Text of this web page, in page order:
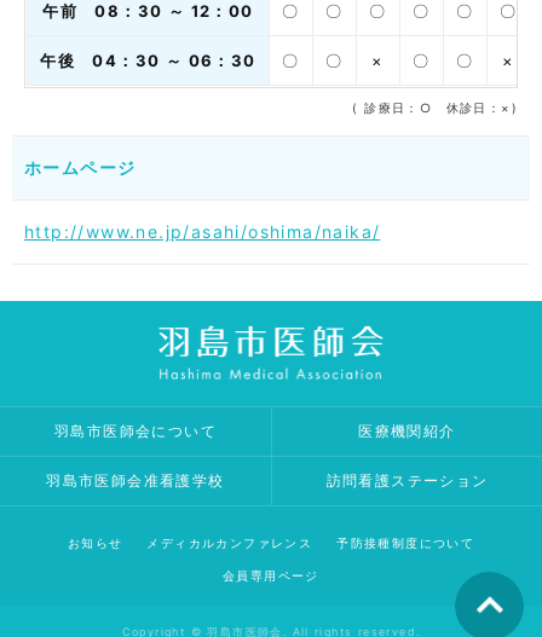
午前 08：30 ～ 12：00 〇 〇 〇 〇 〇 〇
午後 04：30 ～ 06：30 〇 〇 × 〇 〇 ×
( 診療日：○ 休診日：×)
ホームページ
http://www.ne.jp/asahi/oshima/naika/
羽島市医師会について 医療機関紹介
羽島市医師会准看護学校 訪問看護ステーション
お知らせ メディカルカンファレンス 予防接種制度について
会員専用ページ
Copyright © 羽島市医師会. All rights reserved.